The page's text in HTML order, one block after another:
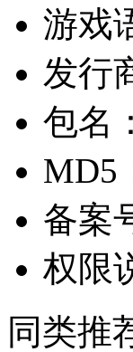
游戏
发行
包名：
MD5
备案
权限
同类推